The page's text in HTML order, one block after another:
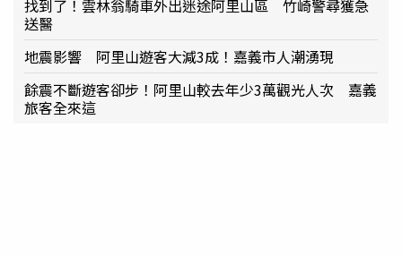
找到了！雲林翁騎車外出迷途阿里山區 竹崎警尋獲急
送醫
地震影響 阿里山遊客大減3成！嘉義市人潮湧現
餘震不斷遊客卻步！阿里山較去年少3萬觀光人次 嘉義
旅客全來這